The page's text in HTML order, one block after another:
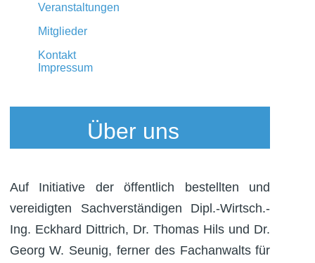
Veranstaltungen
Mitglieder
Kontakt
Impressum
Über uns
Auf Initiative der öffentlich bestellten und
vereidigten Sachverständigen Dipl.-Wirtsch.-
Ing. Eckhard Dittrich, Dr. Thomas Hils und Dr.
Georg W. Seunig, ferner des Fachanwalts für